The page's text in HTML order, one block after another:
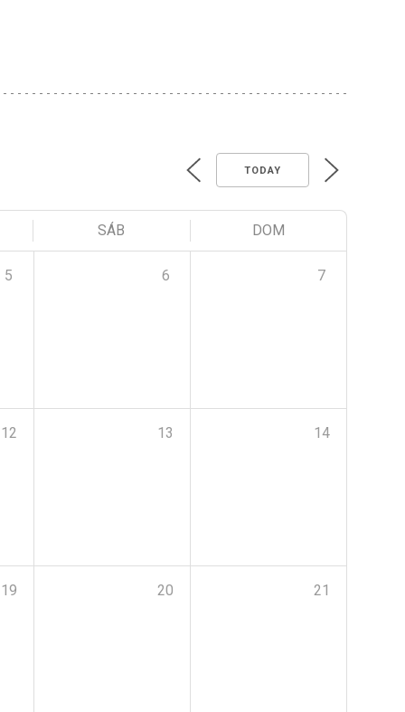
TODAY
SÁB DOM
5 6 7
12 13 14
19 20 21